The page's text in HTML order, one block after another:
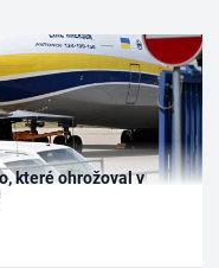
které ohrožoval v